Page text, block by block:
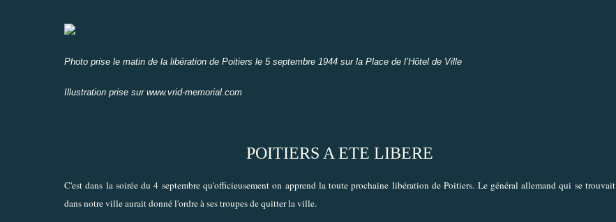
Photo prise le matin de la libération de Poitiers le 5 septembre 1944 sur la Place de l’Hôtel de Ville
Illustration prise sur www.vrid-memorial.com
POITIERS A ETE LIBERE
C'est dans la soirée du 4 septembre qu'officieusement on apprend la toute prochaine libération de Poitiers. Le général allemand qui se trouvait
dans notre ville aurait donné l'ordre à ses troupes de quitter la ville.